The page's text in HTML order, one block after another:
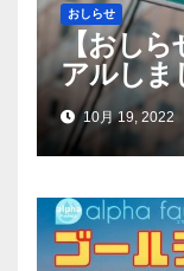
おしらせ
【おしら
アルしま
10月 19, 2022